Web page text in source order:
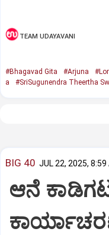
TEAM UDAYAVANI
#Bhagavad Gita #Arjuna
a
#SriSugunendra Theertha
BIG 40 JUL 22, 2025, 8:59
ಆನೆ